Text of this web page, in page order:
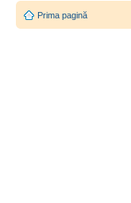
Prima pagină